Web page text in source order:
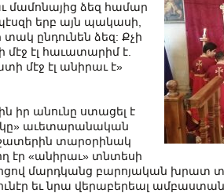
մա­մո­նա­յից ձեզ հա­մար
երբ այն պա­կա­սի,
ըն­դու­նեն ձեզ: Քչի
էլ հա­ւա­տա­րիմ է.
մէջ էլ անի­րաւ է»
իր անունը ստացել է
աւետարանական
տարօրինակ
էր «անիրաւ» տնտեսի
մարդկանց բարոյական խրատ
եւ նրա վերաբերեալ